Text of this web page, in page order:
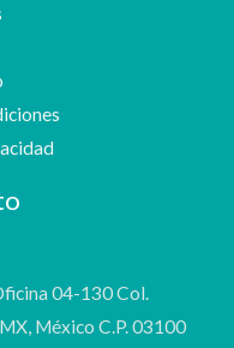
04-130 Col.
México C.P. 03100